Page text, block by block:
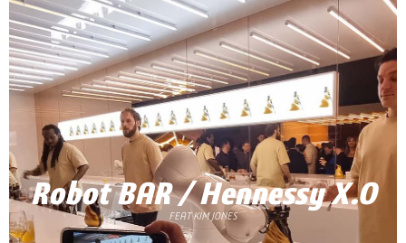
Robot BAR / Hennessy X.O
FEAT KIM JONES